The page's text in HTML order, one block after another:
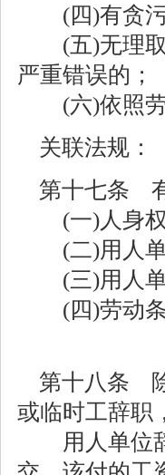
(四)有贪污
(五)无理取
严重错误的；
(六)依照劳
关联法规：
第十七条 有
(一)人身权
(二)用人单
(三)用人单
(四)劳动条
第十八条 除
或临时工辞职
用人单位辞